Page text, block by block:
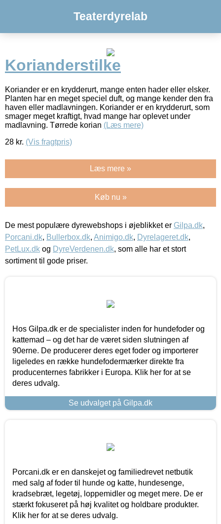
Teaterdyrelab
Korianderstilke
Koriander er en krydderurt, mange enten hader eller elsker.
Planten har en meget speciel duft, og mange kender den fra
haven eller madlavningen. Koriander er en krydderurt, som
smager meget kraftigt, hvad mange har oplevet under
madlavning. Tørrede korian (Læs mere)
28 kr. (Vis fragtpris)
Læs mere »
Køb nu »
De mest populære dyrewebshops i øjeblikket er Gilpa.dk,
Porcani.dk, Bullerbox.dk, Animigo.dk, Dyrelageret.dk,
PetLux.dk og DyreVerdenen.dk, som alle har et stort
sortiment til gode priser.
Hos Gilpa.dk er de specialister inden for hundefoder og
kattemad – og det har de været siden slutningen af
90erne. De producerer deres eget foder og importerer
ligeledes en række hundefodermærker direkte fra
producenternes fabrikker i Europa. Klik her for at se
deres udvalg.
Se udvalget på Gilpa.dk
Porcani.dk er en danskejet og familiedrevet netbutik
med salg af foder til hunde og katte, hundesenge,
kradsebræt, legetøj, loppemidler og meget mere. De er
stærkt fokuseret på høj kvalitet og holdbare produkter.
Klik her for at se deres udvalg.